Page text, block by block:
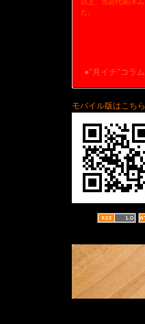
以上、当店代表[キム
た。
●"月イチ"コラ
モバイル版はこちら